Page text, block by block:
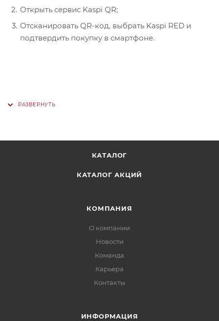
Открыть сервис Kaspi QR;
Отсканировать QR-код, выбрать Kaspi RED и
подтвердить покупку в смартфоне.
КАТАЛОГ
КАТАЛОГ АКЦИЙ
КОМПАНИЯ
О компании
Новости
Команда
Карьера
Контакты
ИНФОРМАЦИЯ